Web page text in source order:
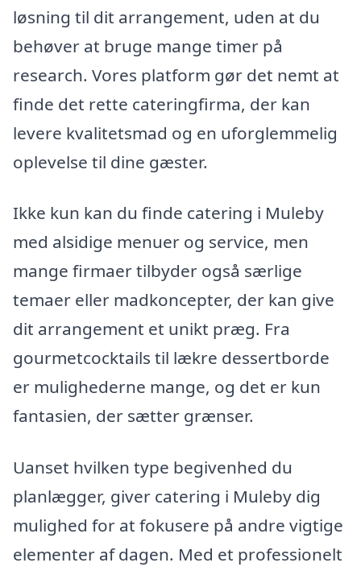
løsning til dit arrangement, uden at du
behøver at bruge mange timer på
research. Vores platform gør det nemt at
finde det rette cateringfirma, der kan
levere kvalitetsmad og en uforglemmelig
oplevelse til dine gæster.
Ikke kun kan du finde catering i Muleby
med alsidige menuer og service, men
mange firmaer tilbyder også særlige
temaer eller madkoncepter, der kan give
dit arrangement et unikt præg. Fra
gourmetcocktails til lækre dessertborde
er mulighederne mange, og det er kun
fantasien, der sætter grænser.
Uanset hvilken type begivenhed du
planlægger, giver catering i Muleby dig
mulighed for at fokusere på andre vigtige
elementer af dagen. Med et professionelt